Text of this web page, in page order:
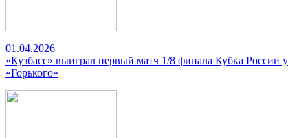
01.04.2026
«Кузбасс» выиграл первый матч 1/8 финала Кубка России у
«Горького»